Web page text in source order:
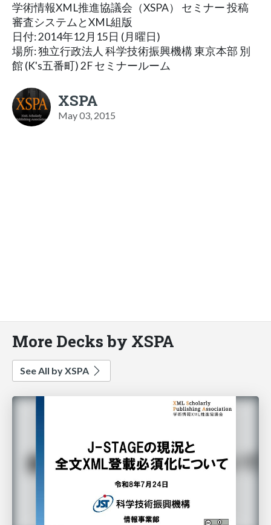
学術情報XML推進協議会（XSPA） セミナー 投稿
審査システムとXML組版
日付: 2014年12月15日 (月曜日)
場所: 独立行政法人 科学技術振興機構 東京本部 別
館 (K's五番町) 2F セミナールーム
XSPA
May 03, 2015
More Decks by XSPA
See All by XSPA